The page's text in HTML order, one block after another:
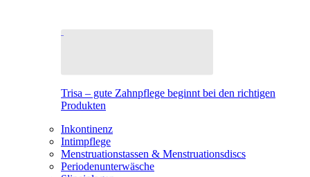
Trisa – gute Zahnpflege beginnt bei den richtigen
Produkten
Inkontinenz
Intimpflege
Menstruationstassen & Menstruationsdiscs
Periodenunterwäsche